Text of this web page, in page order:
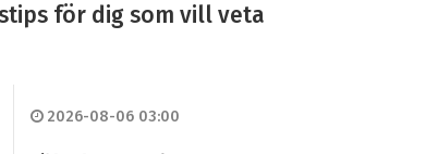
för dig som vill veta
2026-08-06 03:00